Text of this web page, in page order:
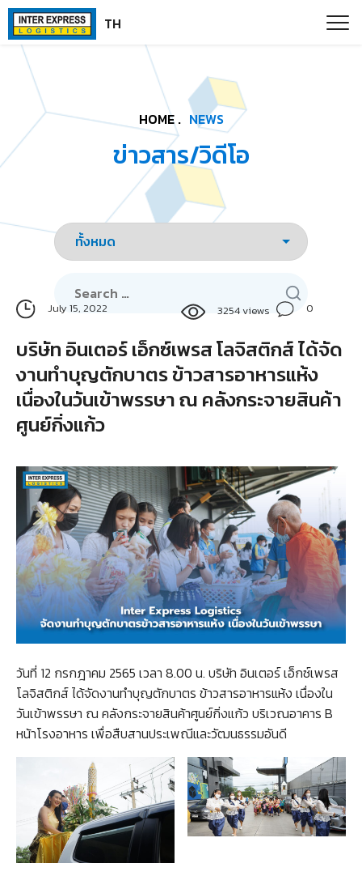
Paste this code as high in the of the page as possible:
TH
HOME . NEWS
ข่าวสาร/วิดีโอ
July 15, 2022 3254 views 0
บริษัท อินเตอร์ เอ็กซ์เพรส โลจิสติกส์ ได้จัด
งานทำบุญตักบาตร ข้าวสารอาหารแห้ง
เนื่องในวันเข้าพรรษา ณ คลังกระจายสินค้า
ศูนย์กิ่งแก้ว
วันที่ 12 กรกฎาคม 2565 เวลา 8.00 น. บริษัท อินเตอร์ เอ็กซ์เพรส
โลจิสติกส์ ได้จัดงานทำบุญตักบาตร ข้าวสารอาหารแห้ง เนื่องใน
วันเข้าพรรษา ณ คลังกระจายสินค้าศูนย์กิ่งแก้ว บริเวณอาคาร B
หน้าโรงอาหาร เพื่อสืบสานประเพณีและวัฒนธรรมอันดี